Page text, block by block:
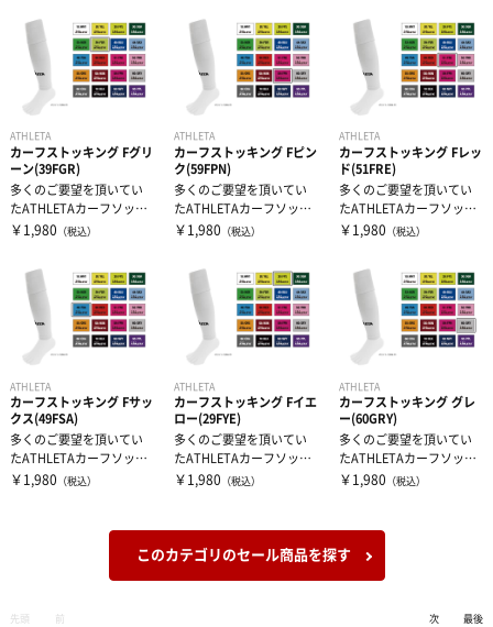
ATHLETA
カーフストッキング Fグリ
ーン(39FGR)
多くのご要望を頂いてい
たATHLETAカーフソック
スがついに登場！
￥1,980 （税込）
ATHLETA
カーフストッキング Fピン
ク(59FPN)
多くのご要望を頂いてい
たATHLETAカーフソック
スがついに登場！
￥1,980 （税込）
ATHLETA
カーフストッキング Fレッ
ド(51FRE)
多くのご要望を頂いてい
たATHLETAカーフソック
スがついに登場！
￥1,980 （税込）
ATHLETA
カーフストッキング Fサッ
クス(49FSA)
多くのご要望を頂いてい
たATHLETAカーフソック
スがついに登場！
￥1,980 （税込）
ATHLETA
カーフストッキング Fイエ
ロー(29FYE)
多くのご要望を頂いてい
たATHLETAカーフソック
スがついに登場！
￥1,980 （税込）
ATHLETA
カーフストッキング グレ
ー(60GRY)
多くのご要望を頂いてい
たATHLETAカーフソック
スがついに登場！
￥1,980 （税込）
このカテゴリのセール商品を探す
先頭 前 次 最後